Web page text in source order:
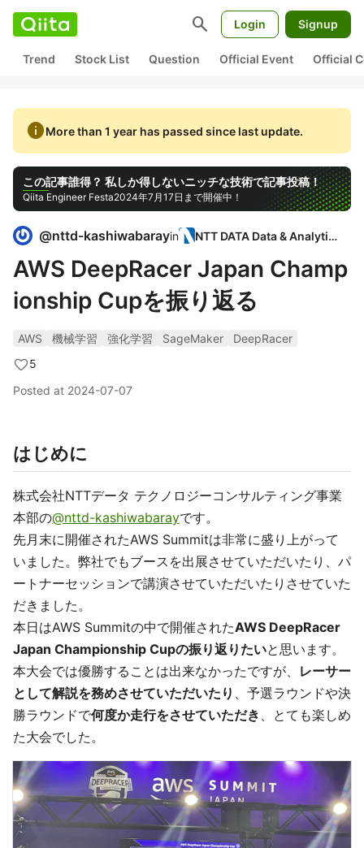
search Login Signup
Trend Stock List Question Official Event Official
infoMore than 1 year has passed since last update.
この記事誰得？ 私しか得しないニッチな技術で記事投稿！
Qiita Engineer Festa2024年7月17日まで開催中！
@nttd-kashiwabarayin NTT DATA Data & Analytics
AWS DeepRacer Japan Champ
ionship Cupを振り返る
AWS 機械学習 強化学習 SageMaker
DeepRacer
5
Posted at 2024-07-07
はじめに
株式会社NTTデータ テクノロジーコンサルティング事業
本部の@nttd-kashiwabarayです。
先月末に開催されたAWS Summitは非常に盛り上がって
いました。弊社でもブースを出展させていただいたり、パ
ートナーセッションで講演させていただいたりさせていた
だきました。
本日はAWS Summitの中で開催されたAWS DeepRacer
Japan Championship Cupの振り返りたいと思います。
本大会では優勝することは出来なかったですが、 レーサー
として解説を務めさせていただいたり 、予選ラウンドや決
勝ラウンドで何度か走行をさせていただき 、とても楽しめ
た大会でした。